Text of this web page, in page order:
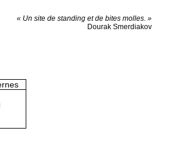
« Un site de standing et de bites molles. »
Dourak Smerdiakov